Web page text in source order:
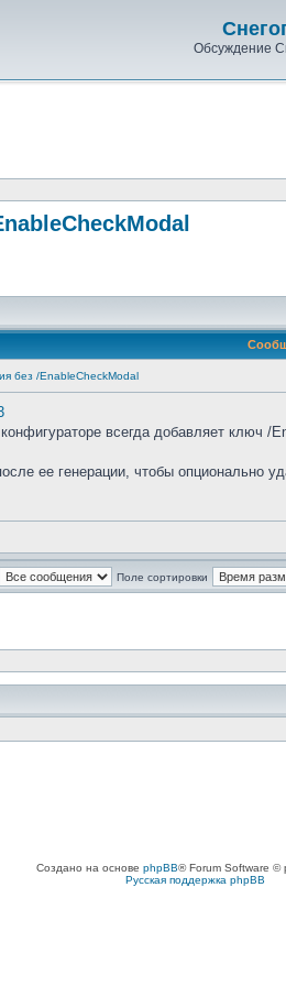
Обсуждение
без /EnableCheckModal
всегда добавляет
ее генерации, чтобы опционально
Поле сортировки
Создано на основе phpBB® Forum Software ©
Русская поддержка phpBB